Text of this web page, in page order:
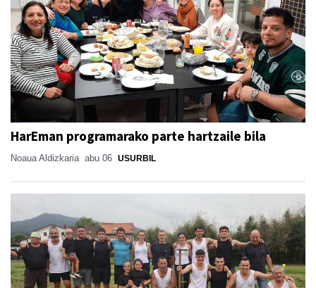
HarEman programarako parte hartzaile bila
Noaua Aldizkaria abu 06 USURBIL